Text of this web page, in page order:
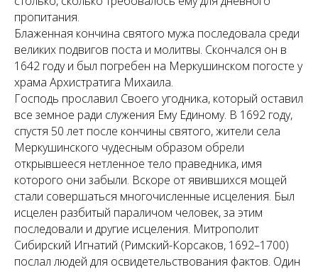
пропитания.
Блаженная кончина святого мужа последовала среди
великих подвигов поста и молитвы. Скончался он в
1642 году и был погребен на Меркушинском погосте у
храма Архистратига Михаила.
Господь прославил Своего угодника, который оставил
все земное ради служения Ему Единому. В 1692 году,
спустя 50 лет после кончины святого, жители села
Меркушинского чудесным образом обрели
открывшееся нетленное тело праведника, имя
которого они забыли. Вскоре от явившихся мощей
стали совершаться многочисленные исцеления. Был
исцелен разбитый параличом человек, за этим
последовали и другие исцеления. Митрополит
Сибирский Игнатий (Римский-Корсаков, 1692–1700)
послал людей для освидетельствования фактов. Один